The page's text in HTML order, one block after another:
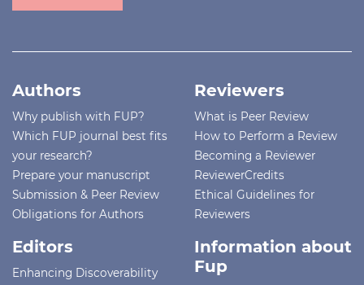
Authors
Why publish with FUP?
Which FUP journal best fits
your research?
Prepare your manuscript
Submission & Peer Review
Obligations for Authors
Reviewers
What is Peer Review
How to Perform a Review
Becoming a Reviewer
ReviewerCredits
Ethical Guidelines for
Reviewers
Editors
Enhancing Discoverability
Information about
Fup